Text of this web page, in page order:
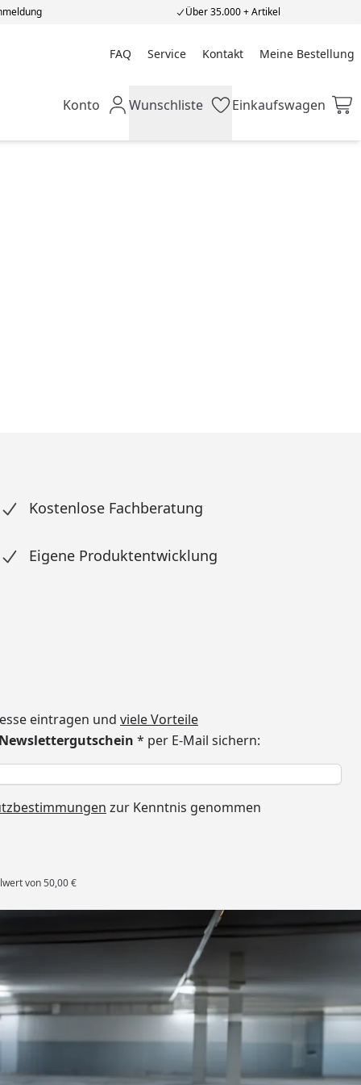
Über 35.000 + Artikel
FAQ Service Kontakt Meine Bestellung
Meine Bestellung
Mein Konto
Konto Wunschliste
Wunschliste Einkaufswagen
Einkaufswagen
Kostenlose Fachberatung
Eigene Produktentwicklung
eintragen und viele Vorteile
* per E-Mail sichern:
zur Kenntnis genommen
von 50,00 €